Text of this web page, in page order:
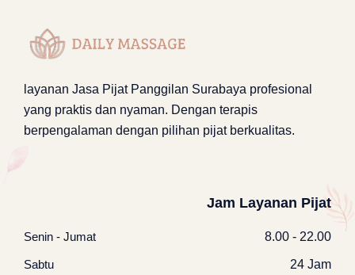
layanan Jasa Pijat Panggilan Surabaya profesional
yang praktis dan nyaman. Dengan terapis
berpengalaman dengan pilihan pijat berkualitas.
Jam Layanan Pijat
Senin - Jumat 8.00 - 22.00
Sabtu 24 Jam